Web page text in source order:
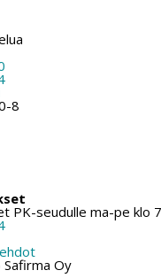
8
PK-seudulle ma-pe klo
Oy